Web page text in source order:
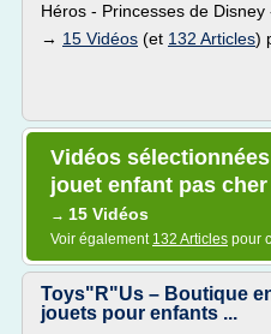
Héros - Princesses de Disney
→ 15 Vidéos (et 132 Articles)
Vidéos
jouet enfant pas cher
→ 15 Vidéos
Voir également 132 Articles pour
Toys"R"Us – Boutique
jouets pour enfants ...